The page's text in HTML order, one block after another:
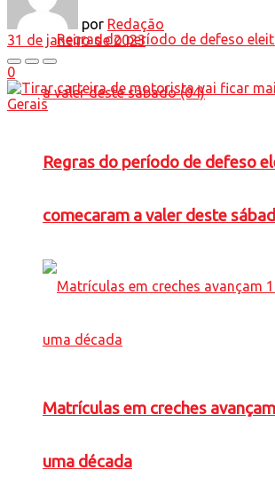
Regras do período de defeso
comecaram a valer deste
Matrículas em creches
uma década
por Redação
31 de janeiro de 2023
0